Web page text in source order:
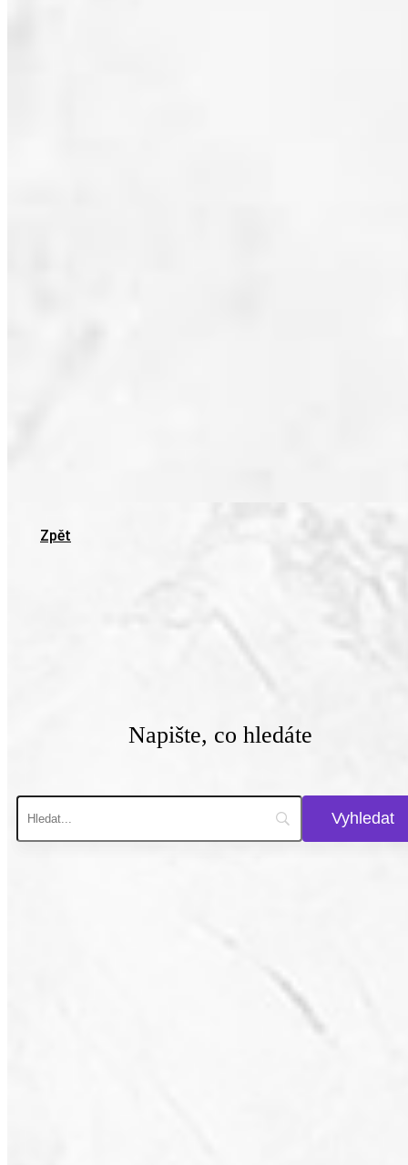
Zpět
Napište, co hledáte